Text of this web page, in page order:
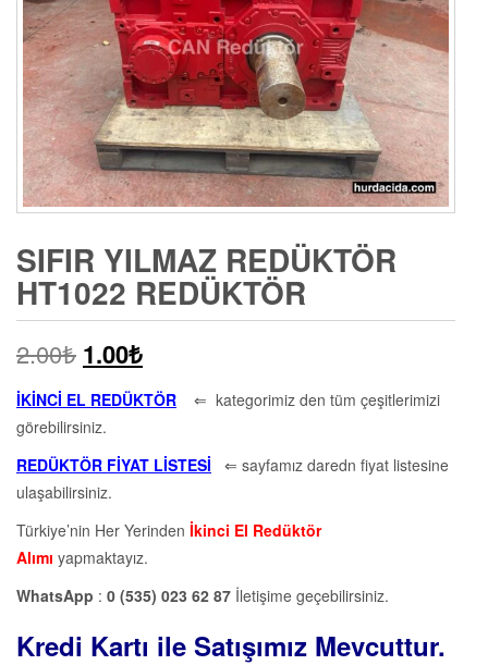
SIFIR YILMAZ REDÜKTÖR
HT1022 REDÜKTÖR
2.00₺ 1.00₺
İKİNCİ EL REDÜKTÖR ⇐ kategorimiz den tüm çeşitlerimizi
görebilirsiniz.
REDÜKTÖR FİYAT LİSTESİ ⇐ sayfamız daredn fiyat listesine
ulaşabilirsiniz.
Türkiye’nin Her Yerinden İkinci El Redüktör
Alımı yapmaktayız.
WhatsApp : 0 (535) 023 62 87 İletişime geçebilirsiniz.
Kredi Kartı ile Satışımız Mevcuttur.